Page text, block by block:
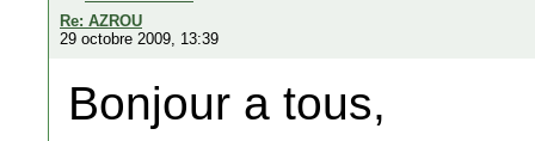
Re: AZROU
29 octobre 2009, 13:39
Bonjour a tous,